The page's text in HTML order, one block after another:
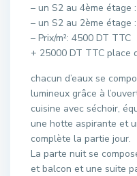
– un S2 au 4ème étage
– un S2 au 2ème étage
– Prix/m²: 4500 DT TTC
+ 25000 DT TTC place
chacun d’eaux se
lumineux grâce à
cuisine avec séchoir,
une hotte aspirante et
complète la partie jour.
La parte nuit se
et balcon et une suite